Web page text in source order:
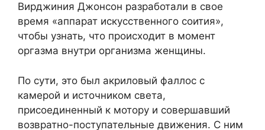
Вирджиния Джонсон разработали в свое
время «аппарат искусственного соития»,
чтобы узнать, что происходит в момент
оргазма внутри организма женщины.
По сути, это был акриловый фаллос с
камерой и источником света,
присоединенный к мотору и совершавший
возвратно-поступательные движения. С ним